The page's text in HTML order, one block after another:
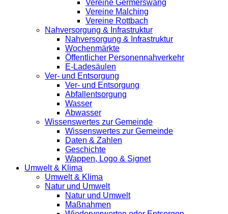
Vereine Germerswang
Vereine Malching
Vereine Rottbach
Nahversorgung & Infrastruktur
Nahversorgung & Infrastruktur
Wochenmärkte
Öffentlicher Personennahverkehr
E-Ladesäulen
Ver- und Entsorgung
Ver- und Entsorgung
Abfallentsorgung
Wasser
Abwasser
Wissenswertes zur Gemeinde
Wissenswertes zur Gemeinde
Daten & Zahlen
Geschichte
Wappen, Logo & Signet
Umwelt & Klima
Umwelt & Klima
Natur und Umwelt
Natur und Umwelt
Maßnahmen